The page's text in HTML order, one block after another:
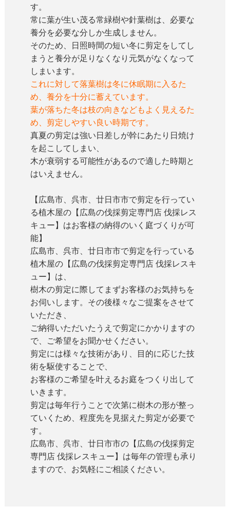
す。
常に葉が生い茂る常緑樹や針葉樹は、必要な
養分を必要な分しか生成しません。
そのため、日照時間の短い冬に剪定をしてし
まうと養分が足りなくなり元気がなくなって
しまいます。
これに対して落葉樹は冬に休眠期に入るた
め、養分を十分に蓄えています。
葉が落ちた冬は枝の向きなどもよく見えるた
め、剪定しやすい良い時期です。
真夏の剪定は強い日差しが幹にあたり日焼け
を起こしてしまい、
木が衰弱する可能性があるので適した時期と
はいえません。
【広島市、呉市、廿日市市で剪定を行ってい
る植木屋の【広島の伐採剪定専門店 伐採レス
キュー】はお客様の納得のいく庭づくりが可
能】
広島市、呉市、廿日市市で剪定を行っている
植木屋の【広島の伐採剪定専門店 伐採レスキ
ュー】は、
樹木の剪定に際してまずお客様のお気持ちを
お伺いします。その後様々なご提案をさせて
いただき、
ご納得いただいたうえで剪定にかかりますの
で、ご希望をお聞かせください。
剪定には様々な技術があり、目的に応じた技
術を駆使することで、
お客様のご希望を叶えるお庭をつくり出して
いきます。
剪定は毎年行うことで次第に樹木の形が整っ
ていくため、程度先を見据えた剪定が必要で
す。
広島市、呉市、廿日市市の【広島の伐採剪定
専門店 伐採レスキュー】は毎年の管理も承り
ますので、お気軽にご相談ください。